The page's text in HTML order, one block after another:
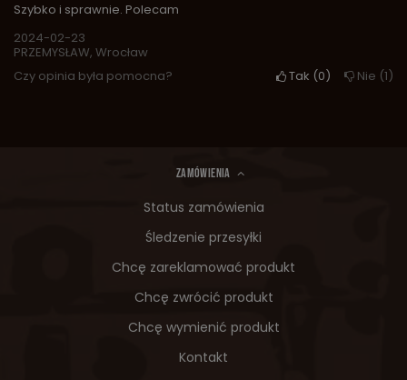
Szybko i sprawnie. Polecam
2024-02-23
PRZEMYSŁAW, Wrocław
Czy opinia była pomocna?
Tak 0 Nie 1
ZAMÓWIENIA
Status zamówienia
Śledzenie przesyłki
Chcę zareklamować produkt
Chcę zwrócić produkt
Chcę wymienić produkt
Kontakt